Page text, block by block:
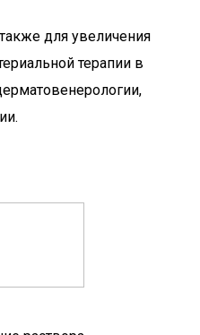
для увеличения
терапии в